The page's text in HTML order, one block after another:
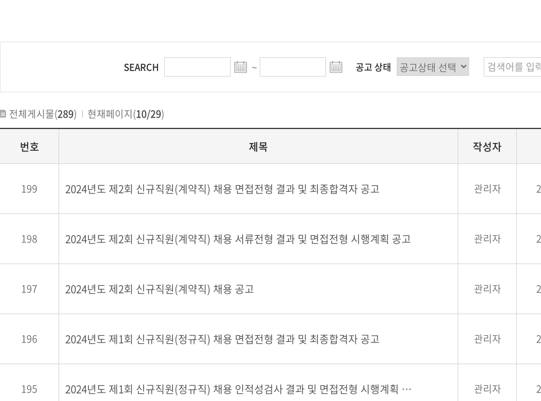
SEARCH ~ 공고 상태
전체게시물(289) 현재페이지(10/29)
번호 제목 작성자
199 2024년도 제2회 신규직원(계약직) 채용 면접전형 결과 및 최종합격자 공고 관리자
198 2024년도 제2회 신규직원(계약직) 채용 서류전형 결과 및 면접전형 시행계획 공고 관리자
197 2024년도 제2회 신규직원(계약직) 채용 공고 관리자
196 2024년도 제1회 신규직원(정규직) 채용 면접전형 결과 및 최종합격자 공고 관리자
195 2024년도 제1회 신규직원(정규직) 채용 인적성검사 결과 및 면접전형 시행계획 공고 관리자